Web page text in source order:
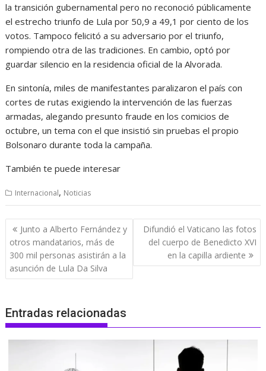
la transición gubernamental pero no reconoció públicamente
el estrecho triunfo de Lula por 50,9 a 49,1 por ciento de los
votos. Tampoco felicitó a su adversario por el triunfo,
rompiendo otra de las tradiciones. En cambio, optó por
guardar silencio en la residencia oficial de la Alvorada.
En sintonía, miles de manifestantes paralizaron el país con
cortes de rutas exigiendo la intervención de las fuerzas
armadas, alegando presunto fraude en los comicios de
octubre, un tema con el que insistió sin pruebas el propio
Bolsonaro durante toda la campaña.
También te puede interesar
Internacional, Noticias
Navegación
de
entradas
Junto a Alberto Fernández y
otros mandatarios, más de
300 mil personas asistirán a la
asunción de Lula Da Silva
Difundió el Vaticano las fotos
del cuerpo de Benedicto XVI
en la capilla ardiente
Entradas relacionadas